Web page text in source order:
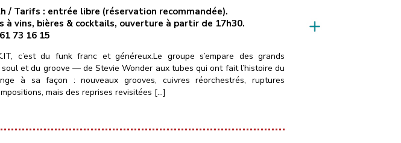
/ Tarifs : entrée libre (réservation recommandée).
à vins, bières & cocktails, ouverture à partir de 17h30.
73 16 15
c’est du funk franc et généreux.Le groupe s’empare des grands
et du groove — de Stevie Wonder aux tubes qui ont fait l’histoire du
à sa façon : nouveaux grooves, cuivres réorchestrés, ruptures
mais des reprises revisitées […]